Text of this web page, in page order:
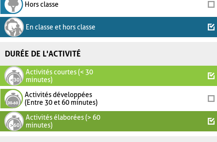
Hors classe
En classe et hors classe
DURÉE DE L'ACTIVITÉ
Activités courtes (< 30
minutes)
Activités développées
(Entre 30 et 60 minutes)
Activités élaborées (> 60
minutes)